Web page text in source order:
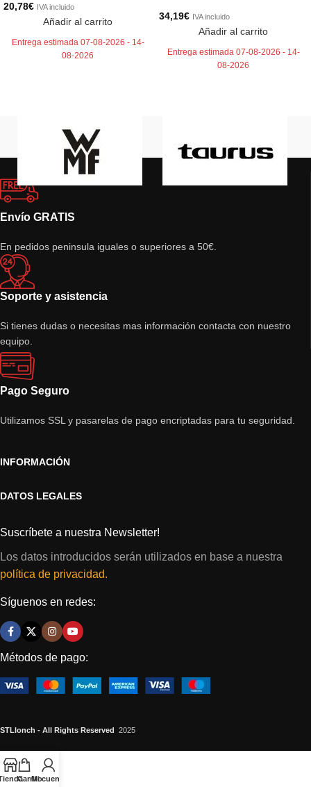
20,78€ IVA incluido
Añadir al carrito
Entrega estimada 07-08-2026 - 14-
08-2026
34,19€ IVA incluido
Añadir al carrito
Entrega estimada 07-08-2026 - 14-
08-2026
Envío GRATIS
En pedidos peninsula iguales o superiores a 50€.
Soporte y asistencia
Si tienes dudas o necesitas mas información contacta con nuestro
equipo.
Pago Seguro
Utilizamos SSL y pasarelas de pago encriptadas para tu seguridad.
INFORMACIÓN
DATOS LEGALES
Suscríbete a nuestra Newsletter!
Los datos introducidos serán utilizados en base a nuestra
política de privacidad.
Síguenos en redes:
Métodos de pago:
STLlonch - All Rights Reserved 2025
CarritoMi cuenta